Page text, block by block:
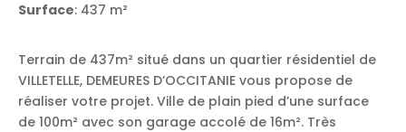
Surface: 437 m²
Terrain de 437m² situé dans un quartier résidentiel de
VILLETELLE, DEMEURES D’OCCITANIE vous propose de
réaliser votre projet. Ville de plain pied d’une surface
de 100m² avec son garage accolé de 16m². Très